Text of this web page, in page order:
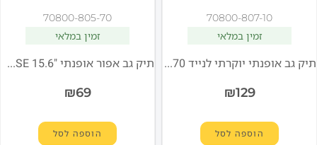
70800-807-10
זמין במלאי
תיק גב אופנתי יוקרתי לנייד NH-8070 בגודל "15.6 מבית MIRACASE
₪129
הוספה לסל
70800-805-70
זמין במלאי
תיק גב אפור אופנתי "15.6 MIRACASE
₪69
הוספה לסל